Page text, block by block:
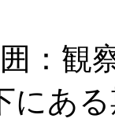
観察
にあ